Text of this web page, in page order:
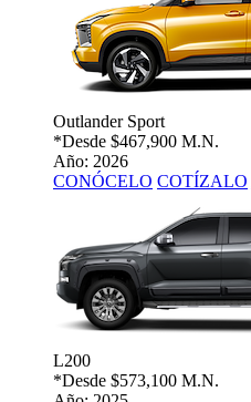
Outlander Sport
*Desde $467,900 M.N.
Año: 2026
CONÓCELO COTÍZALO
L200
*Desde $573,100 M.N.